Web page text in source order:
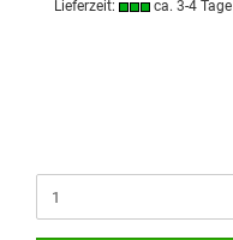
Lieferzeit:
ca. 3-4 Tage